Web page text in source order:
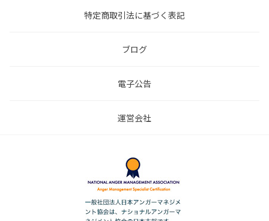
特定商取引法に基づく表記
ブログ
電子公告
運営会社